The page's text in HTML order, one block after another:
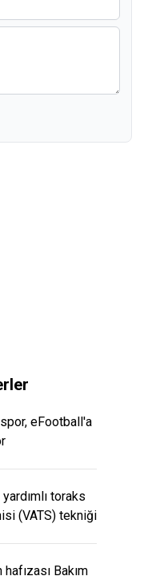
eFootball'a
toraks
(VATS) tekniği
hafızası Bakım